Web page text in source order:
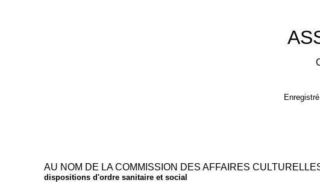
AU NOM DE LA COMMISSION DES AFFAIRES
dispositions d'ordre sanitaire et social